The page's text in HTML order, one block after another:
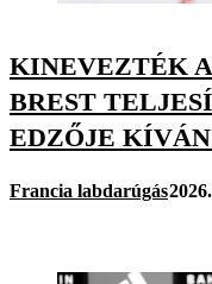
KINEVEZTÉK
BREST
EDZŐJE
Francia labdarúgás